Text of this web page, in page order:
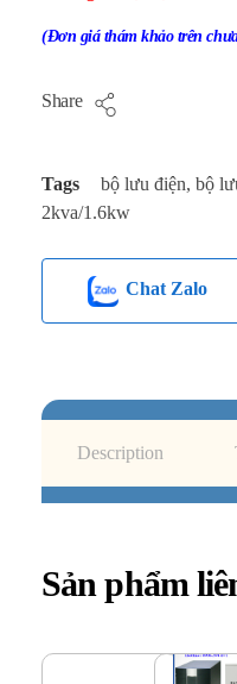
(Đơn giá thám khảo trên
Share
Tags bộ lưu điện, bộ
2kva/1.6kw
Chat Zalo
Description
Sản phẩm